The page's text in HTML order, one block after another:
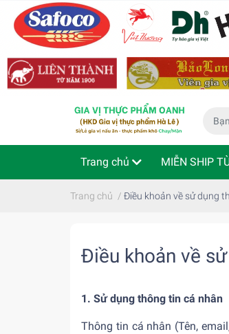
Trang chủ MIỄN SHIP
Phù hợp cho bé Thực
Trang chủ / Điều khoản về sử dụng
Điều khoản về
1. Sử dụng thông tin cá nhân
Thông tin cá nhân (Tên,